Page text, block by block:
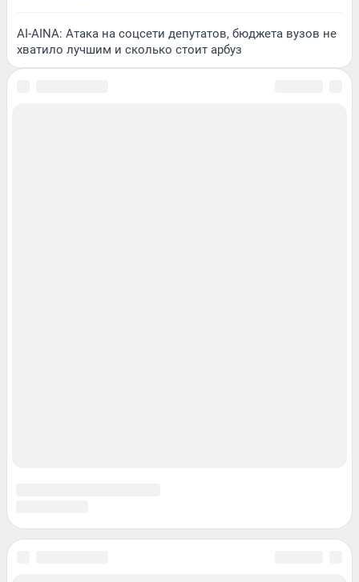
AI-AINA: Атака на соцсети депутатов, бюджета вузов не
хватило лучшим и сколько стоит арбуз